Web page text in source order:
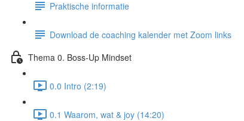
Praktische informatie
Download de coaching kalender met Zoom links
Thema 0. Boss-Up Mindset
0.0 Intro (2:19)
0.1 Waarom, wat & joy (14:20)